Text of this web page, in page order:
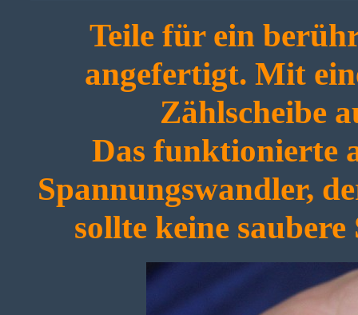
Teile für ein
angefertigt. Mit
Zählscheibe
Das funktionierte
Spannungswandler,
sollte keine